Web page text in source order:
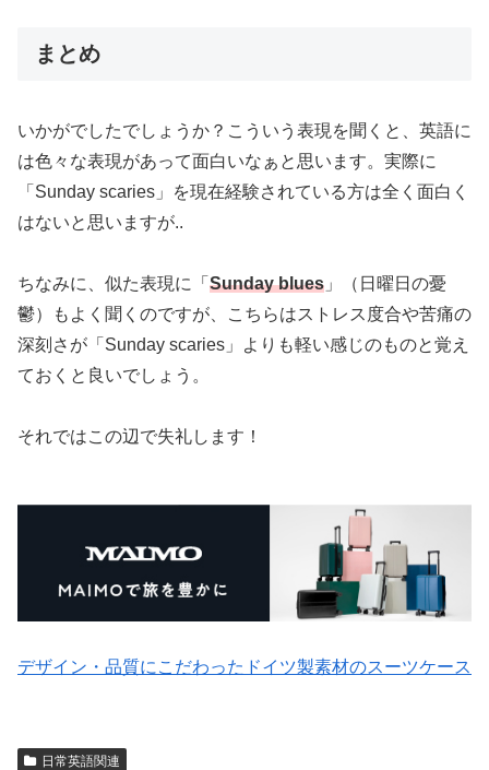
まとめ
いかがでしたでしょうか？こういう表現を聞くと、英語に
は色々な表現があって面白いなぁと思います。実際に
「Sunday scaries」を現在経験されている方は全く面白く
はないと思いますが..
ちなみに、似た表現に「 Sunday blues 」（日曜日の憂
鬱）もよく聞くのですが、こちらはストレス度合や苦痛の
深刻さが「Sunday scaries」よりも軽い感じのものと覚え
ておくと良いでしょう。
それではこの辺で失礼します！
デザイン・品質にこだわったドイツ製素材のスーツケース
日常英語関連